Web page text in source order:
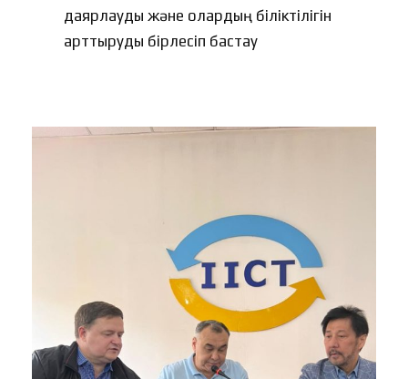
даярлауды және олардың біліктілігін
арттыруды бірлесіп бастау